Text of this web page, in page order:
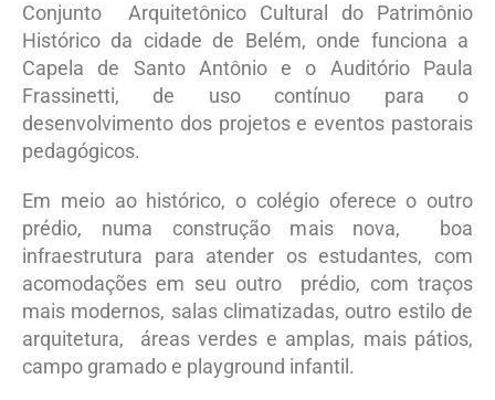
Conjunto Arquitetônico Cultural do Patrimônio
Histórico da cidade de Belém, onde funciona a
Capela de Santo Antônio e o Auditório Paula
Frassinetti, de uso contínuo para o
desenvolvimento dos projetos e eventos pastorais
pedagógicos.
Em meio ao histórico, o colégio oferece o outro
prédio, numa construção mais nova, boa
infraestrutura para atender os estudantes, com
acomodações em seu outro prédio, com traços
mais modernos, salas climatizadas, outro estilo de
arquitetura, áreas verdes e amplas, mais pátios,
campo gramado e playground infantil.